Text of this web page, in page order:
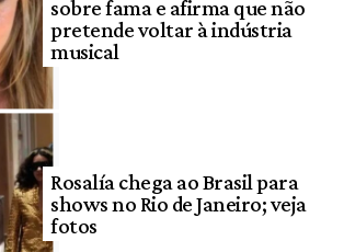
sobre fama e afirma que não
pretende voltar à indústria
musical
Rosalía chega ao Brasil para
shows no Rio de Janeiro; veja
fotos